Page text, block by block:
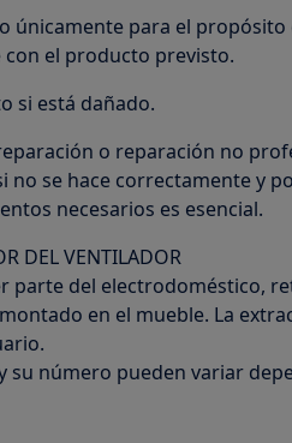
únicamente para el
con el producto previsto.
si está dañado.
o reparación no
no se hace correctamente y
necesarios es esencial.
DEL VENTILADOR
parte del electrodoméstico,
en el mueble. La
su número pueden variar